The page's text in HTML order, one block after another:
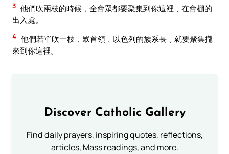
3 他們吹兩枝的時候﹐全會眾都要聚集到你這裡﹑在會棚的
出入處。
4 他們若單吹一枝﹐眾首領﹑以色列的族系長﹑就要聚集攏
來到你這裡。
Discover Catholic Gallery
Find daily prayers, inspiring quotes, reflections,
articles, Mass readings, and more.